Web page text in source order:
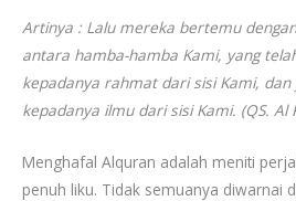
Artinya : Lalu mereka bertemu
antara hamba-hamba Kami, yang
kepadanya rahmat dari sisi Kami,
kepadanya ilmu dari sisi Kami. (QS. Al
Menghafal Alquran adalah meniti
penuh liku. Tidak semuanya diwarnai